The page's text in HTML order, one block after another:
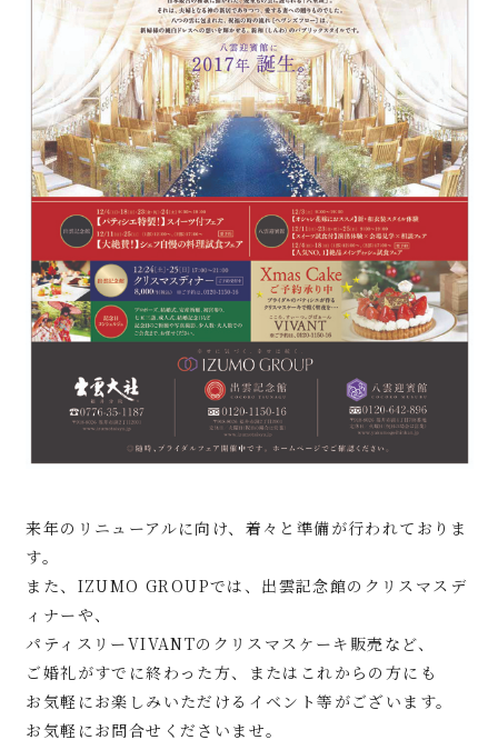
来年のリニューアルに向け、着々と準備が行われておりま
す。
また、IZUMO GROUPでは、出雲記念館のクリスマスデ
ィナーや、
パティスリーVIVANTのクリスマスケーキ販売など、
ご婚礼がすでに終わった方、またはこれからの方にも
お気軽にお楽しみいただけるイベント等がございます。
お気軽にお問合せくださいませ。